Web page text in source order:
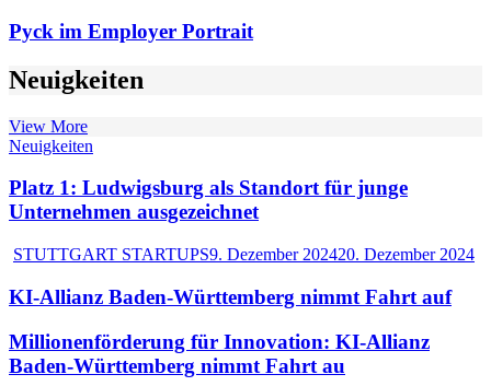
Pyck im Employer Portrait
Neuigkeiten
View More
Neuigkeiten
Platz 1: Ludwigsburg als Standort für junge
Unternehmen ausgezeichnet
STUTTGART STARTUPS9. Dezember 202420. Dezember 2024
KI-Allianz Baden-Württemberg nimmt Fahrt auf
Millionenförderung für Innovation: KI-Allianz
Baden-Württemberg nimmt Fahrt au